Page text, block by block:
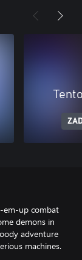
em-up combat
demons in
adventure
machines.